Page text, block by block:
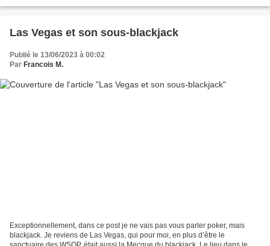
Las Vegas et son sous-blackjack
Publié le 13/06/2023 à 00:02
Par Francois M.
Exceptionnellement, dans ce post je ne vais pas vous parler poker, mais
blackjack. Je reviens de Las Vegas, qui pour moi, en plus d’être le